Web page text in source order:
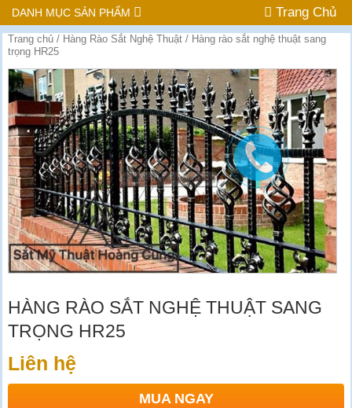
DANH MỤC SẢN PHẨM Trang Chủ
Trang chủ / Hàng Rào Sắt Nghệ Thuật / Hàng rào sắt nghệ thuật sang
trọng HR25
HÀNG RÀO SẮT NGHỆ THUẬT SANG
TRỌNG HR25
Liên hệ
MUA NGAY